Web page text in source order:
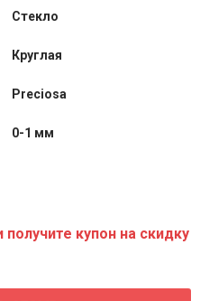
Стекло
Круглая
Preciosa
0-1 мм
купон на скидку